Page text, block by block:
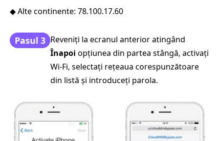
◆ Alte continente: 78.100.17.60
Pasul 3 Reveniți la ecranul anterior atingând
Înapoi opțiunea din partea stângă, activați
Wi-Fi, selectați rețeaua corespunzătoare
din listă și introduceți parola.